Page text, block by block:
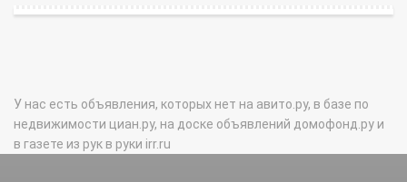
У нас есть объявления, которых нет на авито.ру, в базе по
недвижимости циан.ру, на доске объявлений домофонд.ру и
в газете из рук в руки irr.ru